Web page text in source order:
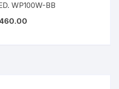
WP100W-BB